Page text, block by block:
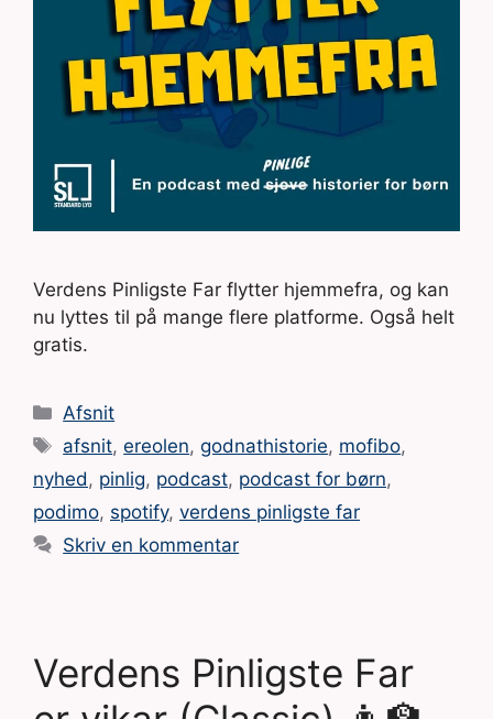
Verdens Pinligste Far flytter hjemmefra, og kan
nu lyttes til på mange flere platforme. Også helt
gratis.
Kategorier
Afsnit
Tags
afsnit,ereolen,godnathistorie, mofibo,
nyhed , pinlig, podcast, podcast for børn,
podimo, spotify, verdens pinligste far
Skriv en kommentar
Verdens Pinligste Far